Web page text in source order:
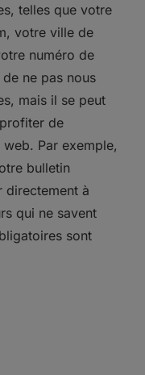
telles que votre
votre ville de
numéro de
ne pas nous
mais il se peut
de
Par exemple,
bulletin
directement à
qui ne savent
sont